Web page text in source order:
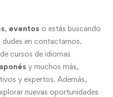
, eventos o estás buscando
dudes en contactarnos.
cursos de idiomas
y muchos más,
y expertos. Además,
nuevas oportunidades